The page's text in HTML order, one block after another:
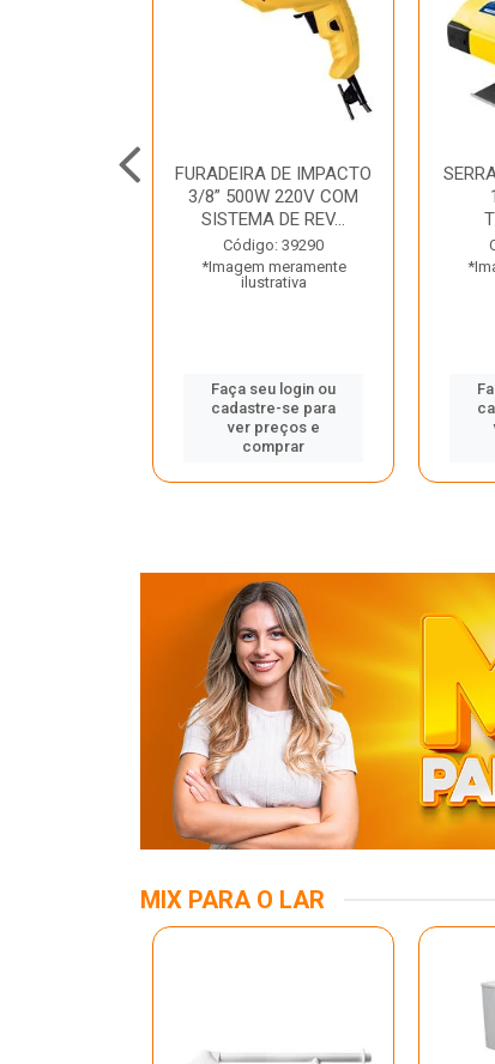
FURADEIRA DE IMPACTO
3/8” 500W 220V COM
SISTEMA DE REV...
Código: 39290
*Imagem meramente
ilustrativa
Faça seu login ou
cadastre-se para
ver preços e
comprar
MIX PARA O LAR